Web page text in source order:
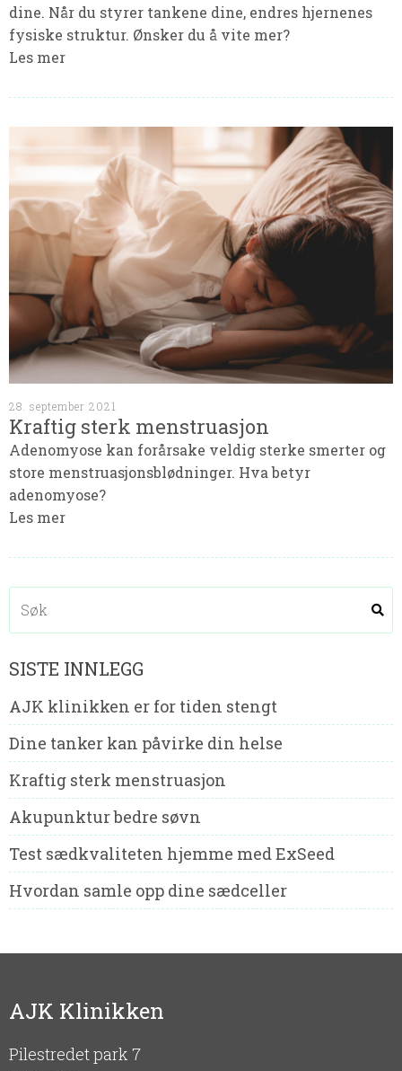
dine. Når du styrer tankene dine, endres hjernenes
fysiske struktur. Ønsker du å vite mer?
Les mer
28. september 2021
Kraftig sterk menstruasjon
Adenomyose kan forårsake veldig sterke smerter og
store menstruasjonsblødninger. Hva betyr
adenomyose?
Les mer
SISTE INNLEGG
AJK klinikken er for tiden stengt
Dine tanker kan påvirke din helse
Kraftig sterk menstruasjon
Akupunktur bedre søvn
Test sædkvaliteten hjemme med ExSeed
Hvordan samle opp dine sædceller
AJK Klinikken
Pilestredet park 7